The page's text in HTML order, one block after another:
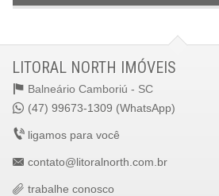
LITORAL NORTH IMÓVEIS
Balneário Camboriú - SC
(47) 99673-1309 (WhatsApp)
ligamos para você
contato@litoralnorth.com.br
trabalhe conosco